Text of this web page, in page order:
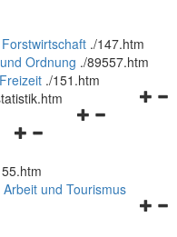
./147.htm
Ordnung ./89557.htm
./151.htm
Navigationsmenü
Navigationsmenü
und
schließenund Tourismus